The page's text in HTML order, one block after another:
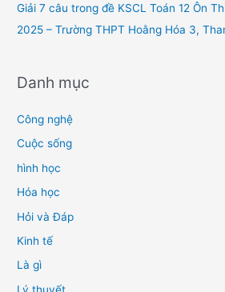
Giải 7 câu trong đề KSCL Toán 12 Ôn
2025 – Trường THPT Hoằng Hóa 3,
Danh mục
Công nghệ
Cuộc sống
hình học
Hóa học
Hỏi và Đáp
Kinh tế
Là gì